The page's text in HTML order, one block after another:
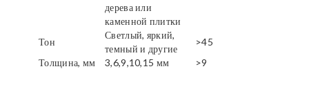
дерева или
каменной плитки
Тон
Светлый, яркий,
темный и другие
>45
Толщина, мм
3,6,9,10,15 мм >9